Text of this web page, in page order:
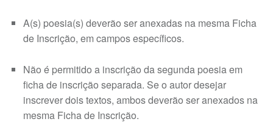
A(s) poesia(s) deverão ser anexadas na mesma Ficha
de Inscrição, em campos específicos.
Não é permitido a inscrição da segunda poesia em
ficha de inscrição separada. Se o autor desejar
inscrever dois textos, ambos deverão ser anexados na
mesma Ficha de Inscrição.